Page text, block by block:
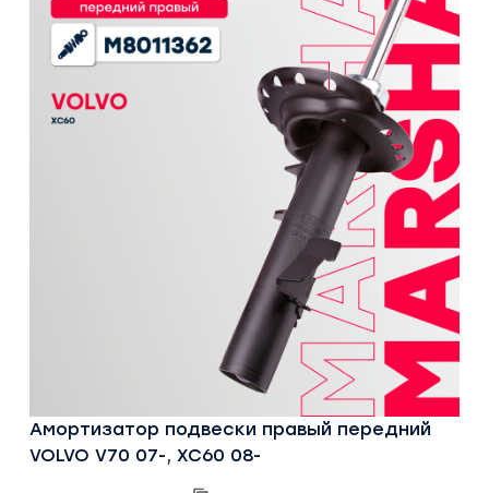
Амортизатор подвески правый передний
VOLVO V70 07-, XC60 08-